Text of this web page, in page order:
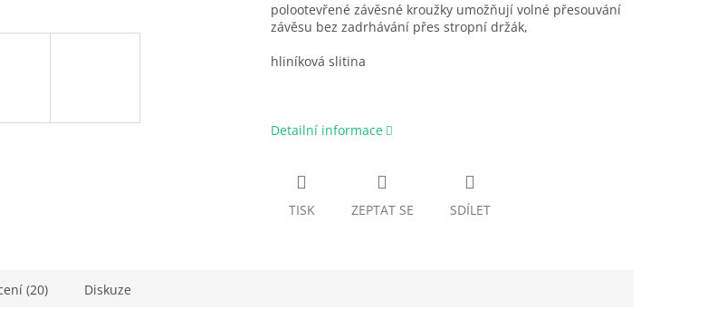
polootevřené závěsné kroužky umožňují volné přesouvání
závěsu bez zadrhávání přes stropní držák,
hliníková slitina
Detailní informace
TISK ZEPTAT SE SDÍLET
(20) Diskuze